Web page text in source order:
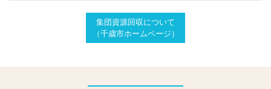
集団資源回収について
（千歳市ホームページ）